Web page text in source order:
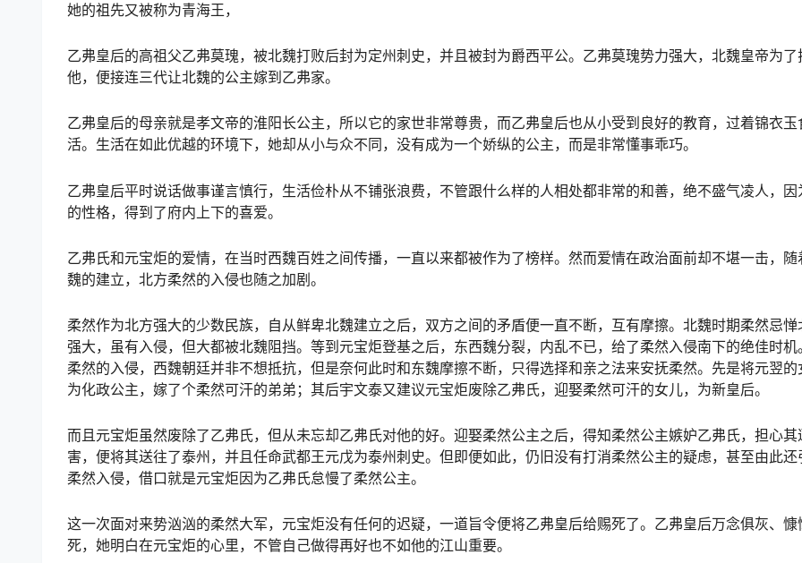
她的祖先又被称为青海王，
乙弗皇后的高祖父乙弗莫瑰，被北魏打败后封为定州刺史，并且被封为爵西平公。乙弗莫瑰势力强大，北魏皇帝为了
他，便接连三代让北魏的公主嫁到乙弗家。
乙弗皇后的母亲就是孝文帝的淮阳长公主，所以它的家世非常尊贵，而乙弗皇后也从小受到良好的教育，过着锦衣玉
活。生活在如此优越的环境下，她却从小与众不同，没有成为一个娇纵的公主，而是非常懂事乖巧。
乙弗皇后平时说话做事谨言慎行，生活俭朴从不铺张浪费，不管跟什么样的人相处都非常的和善，绝不盛气凌人，因
的性格，得到了府内上下的喜爱。
乙弗氏和元宝炬的爱情，在当时西魏百姓之间传播，一直以来都被作为了榜样。然而爱情在政治面前却不堪一击，随
魏的建立，北方柔然的入侵也随之加剧。
柔然作为北方强大的少数民族，自从鲜卑北魏建立之后，双方之间的矛盾便一直不断，互有摩擦。北魏时期柔然忌惮
强大，虽有入侵，但大都被北魏阻挡。等到元宝炬登基之后，东西魏分裂，内乱不已，给了柔然入侵南下的绝佳时机
柔然的入侵，西魏朝廷并非不想抵抗，但是奈何此时和东魏摩擦不断，只得选择和亲之法来安抚柔然。先是将元翌的
为化政公主，嫁了个柔然可汗的弟弟；其后宇文泰又建议元宝炬废除乙弗氏，迎娶柔然可汗的女儿，为新皇后。
而且元宝炬虽然废除了乙弗氏，但从未忘却乙弗氏对他的好。迎娶柔然公主之后，得知柔然公主嫉妒乙弗氏，担心其
害，便将其送往了泰州，并且任命武都王元戊为泰州刺史。但即便如此，仍旧没有打消柔然公主的疑虑，甚至由此还
柔然入侵，借口就是元宝炬因为乙弗氏怠慢了柔然公主。
这一次面对来势汹汹的柔然大军，元宝炬没有任何的迟疑，一道旨令便将乙弗皇后给赐死了。乙弗皇后万念俱灰、慷
死，她明白在元宝炬的心里，不管自己做得再好也不如他的江山重要。